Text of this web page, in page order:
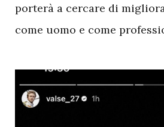
porterà a cercare di
come uomo e come